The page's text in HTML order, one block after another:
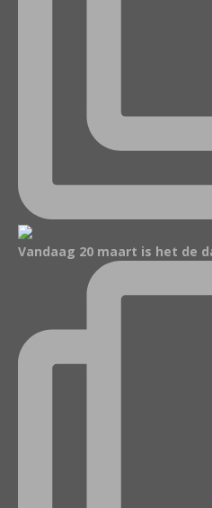
Vandaag 20 maart is het de